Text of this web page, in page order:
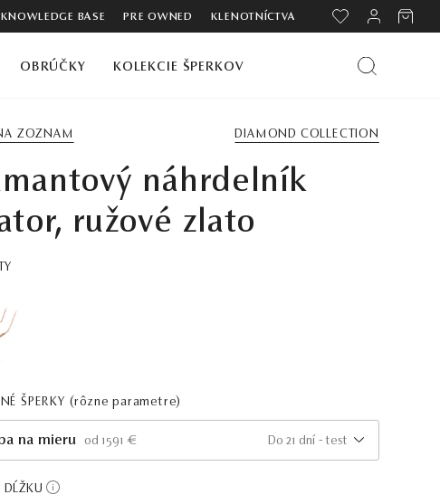
KNOWLEDGE BASE PRE OWNED KLENOTNÍCTVA
OBRÚČKY KOLEKCIE ŠPERKOV
ZOZNAM DIAMOND COLLECTION
náhrdelník
ružové zlato
ŠPERKY (rôzne parametre)
na mieru od 1591 € Do 21 dní - test
DĹŽKU